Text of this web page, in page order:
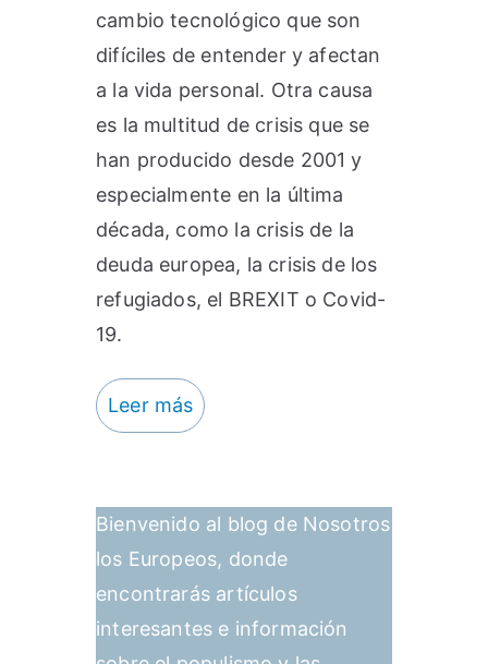
cambio tecnológico que son
difíciles de entender y afectan
a la vida personal. Otra causa
es la multitud de crisis que se
han producido desde 2001 y
especialmente en la última
década, como la crisis de la
deuda europea, la crisis de los
refugiados, el BREXIT o Covid-
19.
Leer más
Bienvenido al blog de Nosotros
los Europeos, donde
encontrarás artículos
interesantes e información